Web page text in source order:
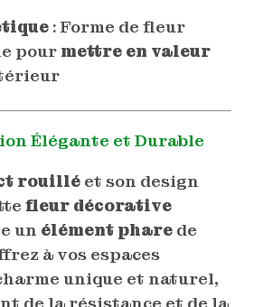
: Forme de fleur
pour mettre en valeur
Élégante et Durable
rouilléet son design
fleur décorative
un élément pharede
à vos espaces
unique et naturel,